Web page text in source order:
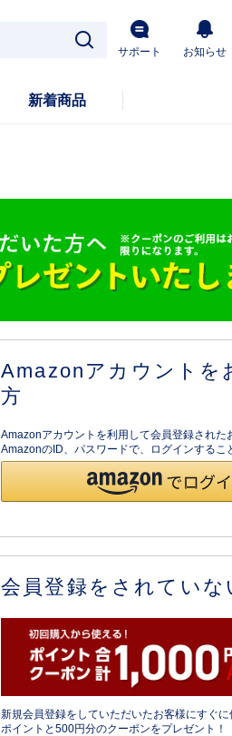
サポート お知らせ
新着商品
Amazonアカウントを
方
Amazonアカウントを利用して会員登録された
AmazonのID、パスワードで、ログインするこ
会員登録をされていな
新規会員登録をしていただいたお客様にすぐ
ポイントと500円分のクーポンをプレゼント！